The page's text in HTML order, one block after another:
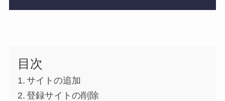
目次
サイトの追加
登録サイトの削除